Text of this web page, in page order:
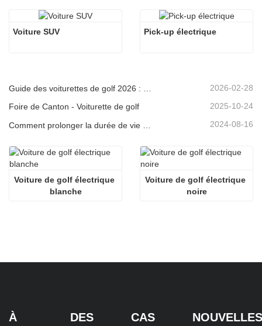
Voiture SUV Pick-up électrique
2026-02-28
Foire de Canton - Voiturette de golf 2025-10-24
2024-08-16
Voiture de golf électrique
blanche
Voiture de golf électrique
noire
À
DES
CAS NOUVELLES